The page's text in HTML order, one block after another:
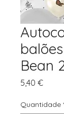
Bean
5,40 €Preço
Quantidade